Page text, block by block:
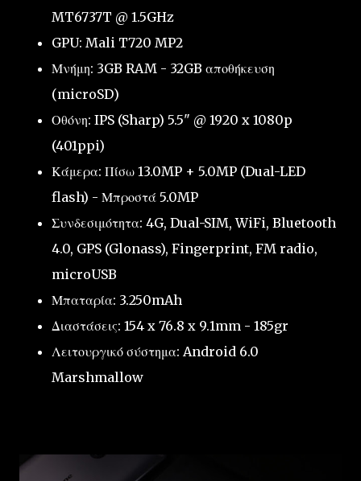
MT6737T @ 1.5GHz
GPU: Mali T720 MP2
Μνήμη: 3GB RAM - 32GB αποθήκευση
(microSD)
Οθόνη: IPS (Sharp) 5.5" @ 1920 x 1080p
(401ppi)
Κάμερα: Πίσω 13.0MP + 5.0MP (Dual-LED
flash) - Μπροστά 5.0MP
Συνδεσιμότητα: 4G, Dual-SIM, WiFi, Bluetooth
4.0, GPS (Glonass), Fingerprint, FM radio,
microUSB
Μπαταρία: 3.250mAh
Διαστάσεις: 154 x 76.8 x 9.1mm - 185gr
Λειτουργικό σύστημα: Android 6.0
Marshmallow